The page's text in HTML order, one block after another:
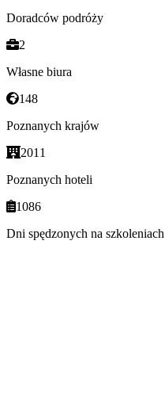
Doradców podróży
2
Własne biura
148
Poznanych krajów
2011
Poznanych hoteli
1086
Dni spędzonych na szkoleniach